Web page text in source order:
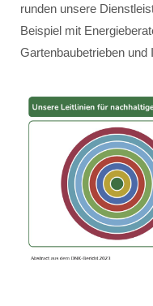
runden unsere
Beispiel mit
Gartenbaubetrieben und